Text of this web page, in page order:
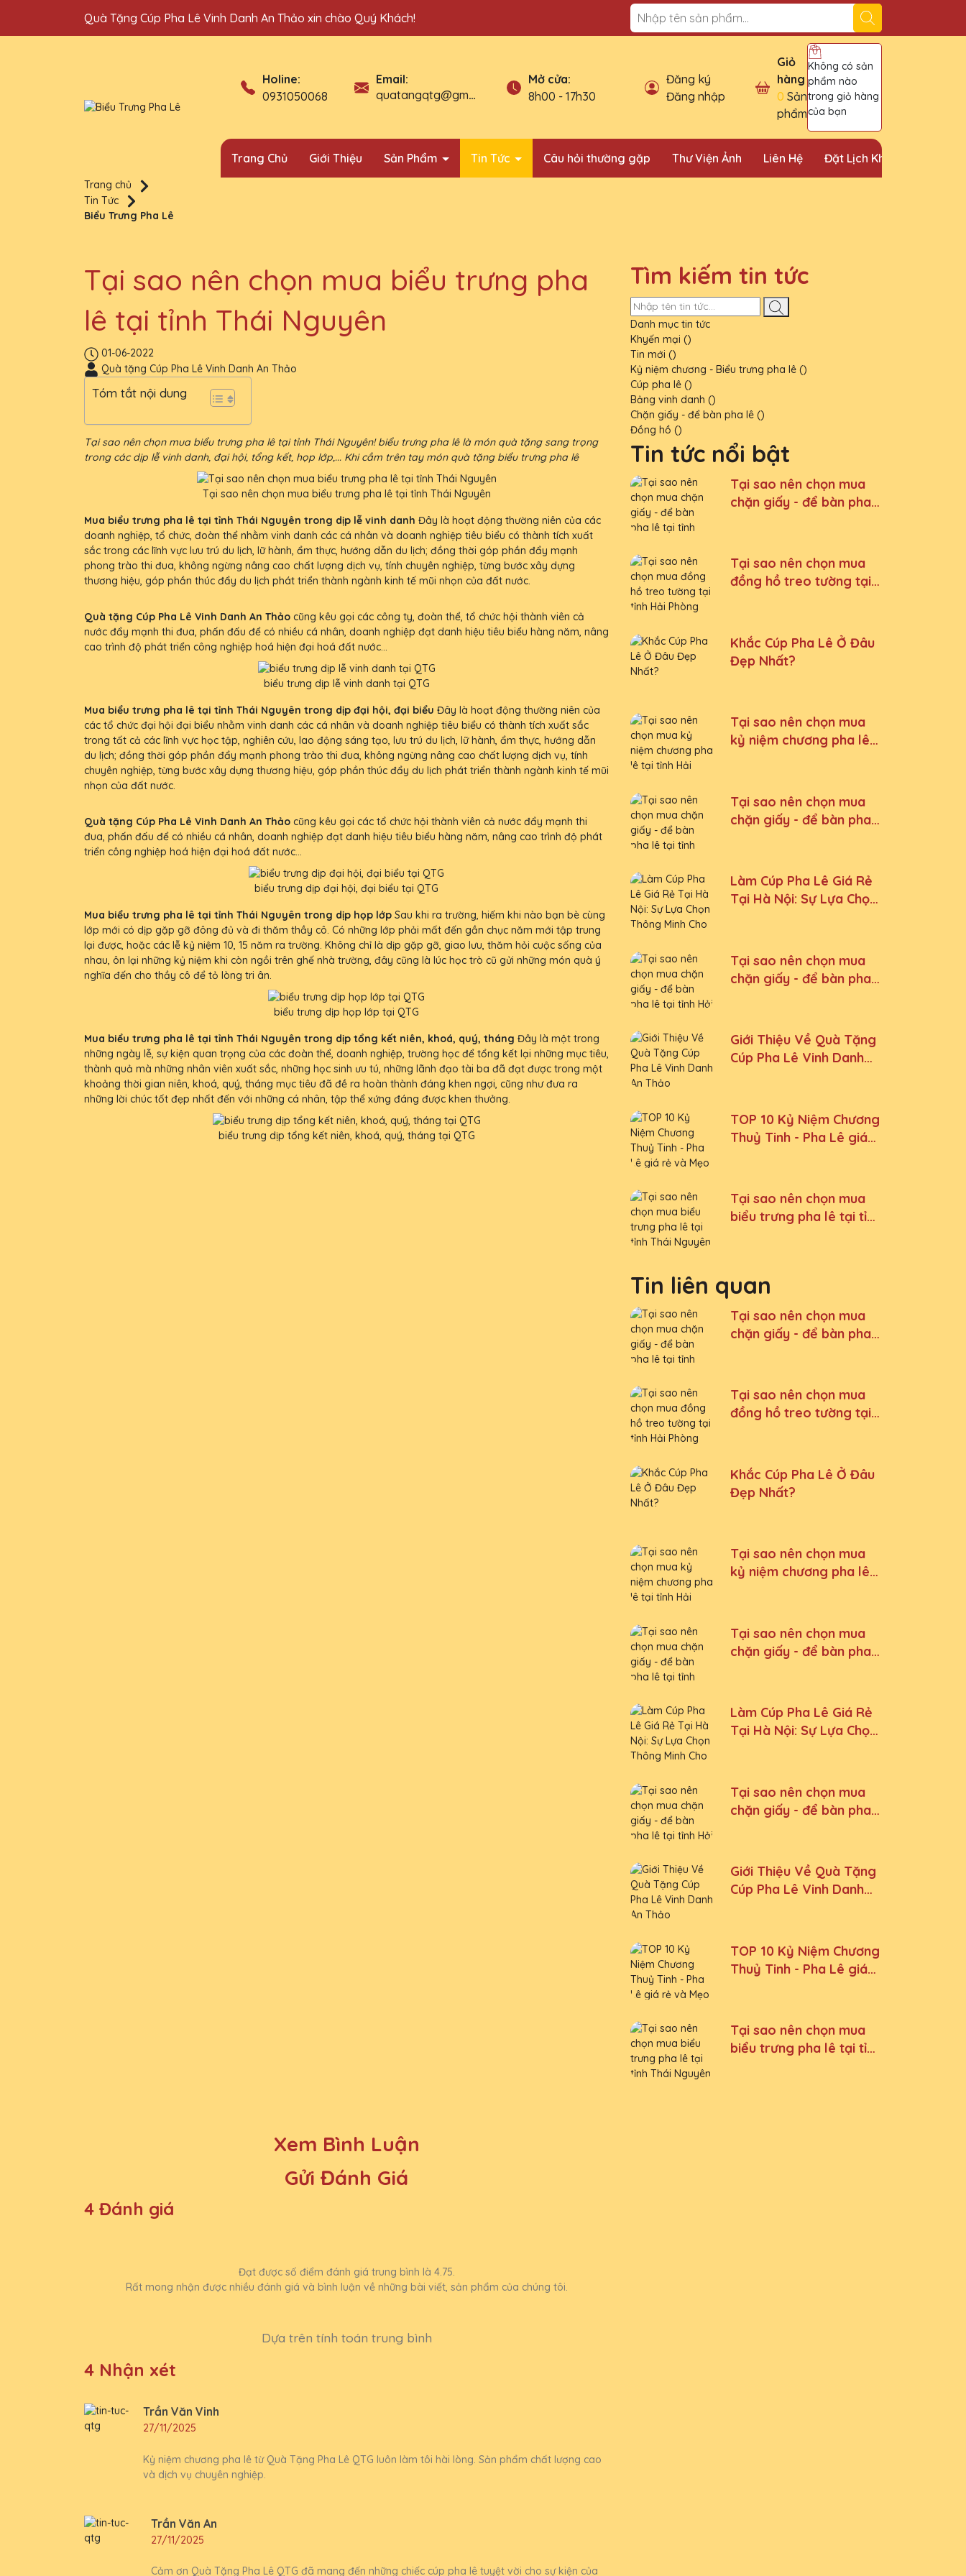
Quà Tặng Cúp Pha Lê Vinh Danh An Thảo xin chào Quý Khách! Địa chỉ bán cúp vinh danh uy tín tại Hà Nội!
Holine:
0931050068
Email:
quatangqtg@gmail.com
Mở cửa:
8h00 - 17h30
Đăng ký
Đăng nhập
Giỏ
hàng
0 Sản
phẩm
Không có sản
phẩm nào
trong giỏ hàng
của bạn
Trang Chủ Giới Thiệu Sản Phẩm Tin Tức Câu hỏi thường gặp Thư Viện Ảnh Liên Hệ Đặt Lịch Khảo Sát
Trang chủ
Tin Tức
Biểu Trưng Pha Lê
Tại sao nên chọn mua biểu trưng pha
lê tại tỉnh Thái Nguyên
01-06-2022
Quà tặng Cúp Pha Lê Vinh Danh An Thảo
Tóm tắt nội dung
Tại sao nên chọn mua biểu trưng pha lê tại tỉnh Thái Nguyên! biểu trưng pha lê là món quà tặng sang trọng
trong các dịp lễ vinh danh, đại hội, tổng kết, họp lớp,... Khi cầm trên tay món quà tặng biểu trưng pha lê
Tại sao nên chọn mua biểu trưng pha lê tại tỉnh Thái Nguyên
Mua biểu trưng pha lê tại tỉnh Thái Nguyên trong dịp lễ vinh danh Đây là hoạt động thường niên của các
doanh nghiệp, tổ chức, đoàn thể nhằm vinh danh các cá nhân và doanh nghiệp tiêu biểu có thành tích xuất
sắc trong các lĩnh vực lưu trú du lịch, lữ hành, ẩm thực, hướng dẫn du lịch; đồng thời góp phần đẩy mạnh
phong trào thi đua, không ngừng nâng cao chất lượng dịch vụ, tính chuyên nghiệp, từng bước xây dựng
thương hiệu, góp phần thúc đẩy du lịch phát triển thành ngành kinh tế mũi nhọn của đất nước.
Quà tặng Cúp Pha Lê Vinh Danh An Thảo cũng kêu gọi các công ty, đoàn thể, tổ chức hội thành viên cả
nước đẩy mạnh thi đua, phấn đấu để có nhiều cá nhân, doanh nghiệp đạt danh hiệu tiêu biểu hàng năm, nâng
cao trình độ phát triển công nghiệp hoá hiện đại hoá đất nước...
biểu trưng dịp lễ vinh danh tại QTG
Mua biểu trưng pha lê tại tỉnh Thái Nguyên trong dịp đại hội, đại biểu Đây là hoạt động thường niên của
các tổ chức đại hội đại biểu nhằm vinh danh các cá nhân và doanh nghiệp tiêu biểu có thành tích xuất sắc
trong tất cả các lĩnh vực học tập, nghiên cứu, lao động sáng tạo, lưu trú du lịch, lữ hành, ẩm thực, hướng dẫn
du lịch; đồng thời góp phần đẩy mạnh phong trào thi đua, không ngừng nâng cao chất lượng dịch vụ, tính
chuyên nghiệp, từng bước xây dựng thương hiệu, góp phần thúc đẩy du lịch phát triển thành ngành kinh tế mũi
nhọn của đất nước.
Quà tặng Cúp Pha Lê Vinh Danh An Thảo cũng kêu gọi các tổ chức hội thành viên cả nước đẩy mạnh thi
đua, phấn đấu để có nhiều cá nhân, doanh nghiệp đạt danh hiệu tiêu biểu hàng năm, nâng cao trình độ phát
triển công nghiệp hoá hiện đại hoá đất nước...
biểu trưng dịp đại hội, đại biểu tại QTG
Mua biểu trưng pha lê tại tỉnh Thái Nguyên trong dịp họp lớp Sau khi ra trường, hiếm khi nào bạn bè cùng
lớp mới có dịp gặp gỡ đông đủ và đi thăm thầy cô. Có những lớp phải mất đến gần chục năm mới tập trung
lại được, hoặc các lễ kỷ niệm 10, 15 năm ra trường. Không chỉ là dịp gặp gỡ, giao lưu, thăm hỏi cuộc sống của
nhau, ôn lại những kỷ niệm khi còn ngồi trên ghế nhà trường, đây cũng là lúc học trò cũ gửi những món quà ý
nghĩa đến cho thầy cô để tỏ lòng tri ân.
biểu trưng dịp họp lớp tại QTG
Mua biểu trưng pha lê tại tỉnh Thái Nguyên trong dịp tổng kết niên, khoá, quý, tháng Đây là một trong
những ngày lễ, sự kiện quan trọng của các đoàn thể, doanh nghiệp, trường học để tổng kết lại những mục tiêu,
thành quả mà những nhân viên xuất sắc, những học sinh ưu tú, những lãnh đạo tài ba đã đạt được trong một
khoảng thời gian niên, khoá, quý, tháng mục tiêu đã đề ra hoàn thành đáng khen ngợi, cũng như đưa ra
những lời chúc tốt đẹp nhất đến với những cá nhân, tập thể xứng đáng được khen thưởng.
biểu trưng dịp tổng kết niên, khoá, quý, tháng tại QTG
Tìm kiếm tin tức
Danh mục tin tức
Khyến mại ()
Tin mới ()
Kỷ niệm chương - Biểu trưng pha lê ()
Cúp pha lê ()
Bảng vinh danh ()
Chặn giấy - để bàn pha lê ()
Đồng hồ ()
Tin tức nổi bật
Tại sao nên chọn mua
chặn giấy - để bàn pha
Tại sao nên chọn mua
đồng hồ treo tường tại
Khắc Cúp Pha Lê Ở Đâu
Đẹp Nhất?
Tại sao nên chọn mua
kỷ niệm chương pha lê
Tại sao nên chọn mua
chặn giấy - để bàn pha
Làm Cúp Pha Lê Giá Rẻ
Tại Hà Nội: Sự Lựa Chọn
Tại sao nên chọn mua
chặn giấy - để bàn pha
Giới Thiệu Về Quà Tặng
Cúp Pha Lê Vinh Danh
TOP 10 Kỷ Niệm Chương
Thuỷ Tinh - Pha Lê giá
Tại sao nên chọn mua
biểu trưng pha lê tại tỉnh
Tin liên quan
Tại sao nên chọn mua
chặn giấy - để bàn pha
Tại sao nên chọn mua
đồng hồ treo tường tại
Khắc Cúp Pha Lê Ở Đâu
Đẹp Nhất?
Tại sao nên chọn mua
kỷ niệm chương pha lê
Tại sao nên chọn mua
chặn giấy - để bàn pha
Làm Cúp Pha Lê Giá Rẻ
Tại Hà Nội: Sự Lựa Chọn
Tại sao nên chọn mua
chặn giấy - để bàn pha
Giới Thiệu Về Quà Tặng
Cúp Pha Lê Vinh Danh
TOP 10 Kỷ Niệm Chương
Thuỷ Tinh - Pha Lê giá
Tại sao nên chọn mua
biểu trưng pha lê tại tỉnh
Xem Bình Luận
Gửi Đánh Giá
4 Đánh giá
Đạt được số điểm đánh giá trung bình là 4.75.
Rất mong nhận được nhiều đánh giá và bình luận về những bài viết, sản phẩm của chúng tôi.
Dựa trên tính toán trung bình
4 Nhận xét
Trần Văn Vinh
27/11/2025
Kỷ niệm chương pha lê từ Quà Tặng Pha Lê QTG luôn làm tôi hài lòng. Sản phẩm chất lượng cao
và dịch vụ chuyên nghiệp.
Trần Văn An
27/11/2025
Cảm ơn Quà Tặng Pha Lê QTG đã mang đến những chiếc cúp pha lê tuyệt vời cho sự kiện của